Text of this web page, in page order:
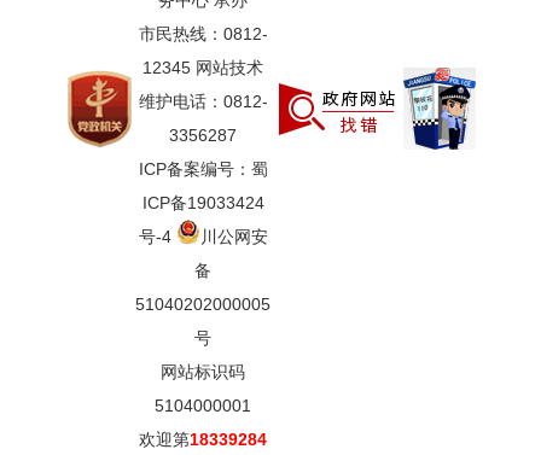
市民热线：0812-
12345 网站技术
维护电话：0812-
3356287
ICP备案编号：蜀
ICP备19033424
号-4
川公网安
备
51040202000005
号
网站标识码
5104000001
欢迎第18339284